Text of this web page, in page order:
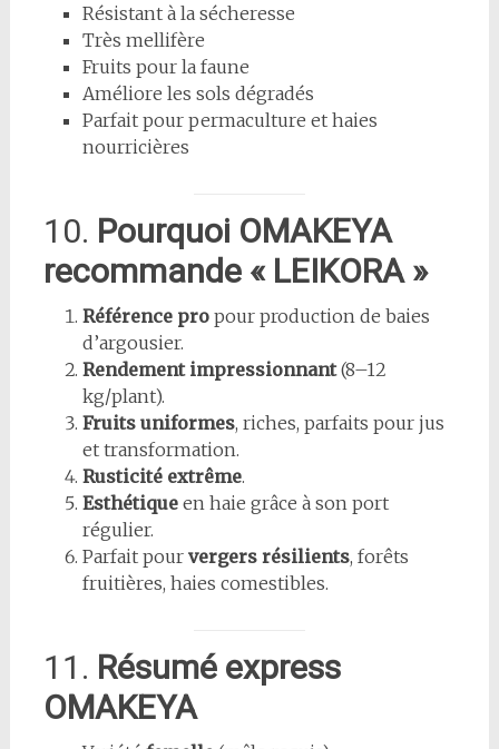
Résistant à la sécheresse
Très mellifère
Fruits pour la faune
Améliore les sols dégradés
Parfait pour permaculture et haies
nourricières
10. Pourquoi OMAKEYA
recommande « LEIKORA »
Référence propour production de baies
d’argousier.
Rendement impressionnant(8–12
kg/plant).
Fruits uniformes, riches, parfaits pour jus
et transformation.
Rusticité extrême.
Esthétiqueen haie grâce à son port
régulier.
Parfait pour vergers résilients, forêts
fruitières, haies comestibles.
11. Résumé express
OMAKEYA